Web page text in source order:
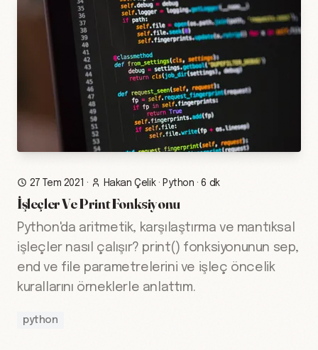
27 Tem 2021 · Hakan Çelik· Python ·6 dk
İşleçler Ve Print Fonksiyonu
Python'da aritmetik, karşılaştırma ve mantıksal
işleçler nasıl çalışır? print() fonksiyonunun sep,
end ve file parametrelerini ve işleç öncelik
kurallarını örneklerle anlattım.
python